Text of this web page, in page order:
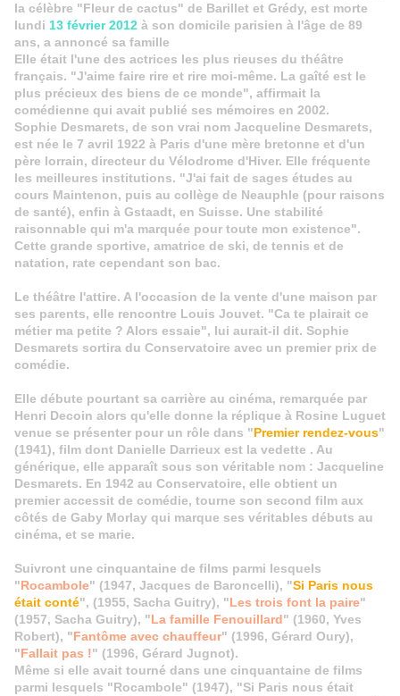
la célèbre "Fleur de cactus" de Barillet et Grédy, est morte
lundi 13 février 2012 à son domicile parisien à l'âge de 89
ans, a annoncé sa famille
Elle était l'une des actrices les plus rieuses du théâtre
français. "J'aime faire rire et rire moi-même. La gaîté est le
plus précieux des biens de ce monde", affirmait la
comédienne qui avait publié ses mémoires en 2002.
Sophie Desmarets, de son vrai nom Jacqueline Desmarets,
est née le 7 avril 1922 à Paris d'une mère bretonne et d'un
père lorrain, directeur du Vélodrome d'Hiver. Elle fréquente
les meilleures institutions. "J'ai fait de sages études au
cours Maintenon, puis au collège de Neauphle (pour raisons
de santé), enfin à Gstaadt, en Suisse. Une stabilité
raisonnable qui m'a marquée pour toute mon existence".
Cette grande sportive, amatrice de ski, de tennis et de
natation, rate cependant son bac.
Le théâtre l'attire. A l'occasion de la vente d'une maison par
ses parents, elle rencontre Louis Jouvet. "Ca te plairait ce
métier ma petite ? Alors essaie", lui aurait-il dit. Sophie
Desmarets sortira du Conservatoire avec un premier prix de
comédie.
Elle débute pourtant sa carrière au cinéma, remarquée par
Henri Decoin alors qu'elle donne la réplique à Rosine Luguet
venue se présenter pour un rôle dans "Premier rendez-vous"
(1941), film dont Danielle Darrieux est la vedette . Au
générique, elle apparaît sous son véritable nom : Jacqueline
Desmarets. En 1942 au Conservatoire, elle obtient un
premier accessit de comédie, tourne son second film aux
côtés de Gaby Morlay qui marque ses véritables débuts au
cinéma, et se marie.
Suivront une cinquantaine de films parmi lesquels
"Rocambole" (1947, Jacques de Baroncelli), "Si Paris nous
était conté", (1955, Sacha Guitry), "Les trois font la paire"
(1957, Sacha Guitry), "La famille Fenouillard" (1960, Yves
Robert), "Fantôme avec chauffeur" (1996, Gérard Oury),
"Fallait pas !" (1996, Gérard Jugnot).
Même si elle avait tourné dans une cinquantaine de films
parmi lesquels "Rocambole" (1947), "Si Paris nous était